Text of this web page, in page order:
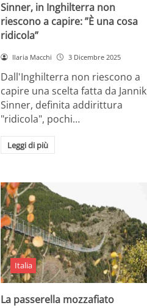
Sinner, in Inghilterra non
riescono a capire: ”È una cosa
ridicola”
Ilaria Macchi 3 Dicembre 2025
Dall'Inghilterra non riescono a
capire una scelta fatta da Jannik
Sinner, definita addirittura
"ridicola", pochi…
Leggi di più
Italia
La passerella mozzafiato